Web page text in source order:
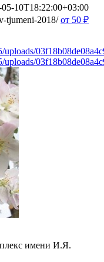
05-10T18:22:00+03:00
tjumeni-2018/ от 50 ₽
uploads/
uploads/
имени И.Я.